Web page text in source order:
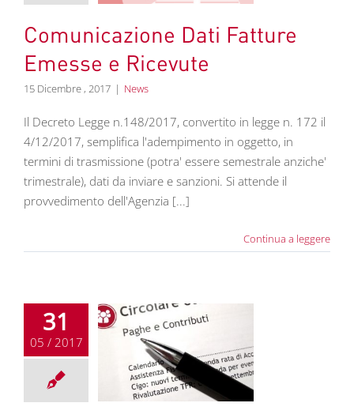
Comunicazione Dati Fatture
Emesse e Ricevute
15 Dicembre , 2017 | News
Il Decreto Legge n.148/2017, convertito in legge n. 172 il
4/12/2017, semplifica l'adempimento in oggetto, in
termini di trasmissione (potra' essere semestrale anziche'
trimestrale), dati da inviare e sanzioni. Si attende il
provvedimento dell'Agenzia [...]
Continua a leggere
31
05 / 2017
lavoro maggio
lavoro